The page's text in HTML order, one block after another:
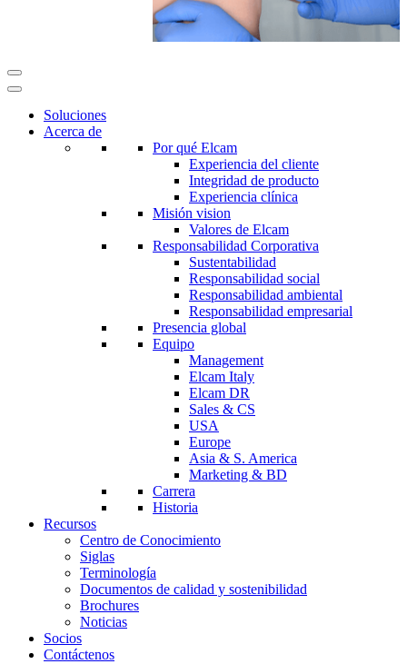
Soluciones
Acerca de
Por qué Elcam
Experiencia del cliente
Integridad de producto
Experiencia clínica
Misión vision
Valores de Elcam
Responsabilidad Corporativa
Sustentabilidad
Responsabilidad social
Responsabilidad ambiental
Responsabilidad empresarial
Presencia global
Equipo
Management
Elcam Italy
Elcam DR
Sales & CS
USA
Europe
Asia & S. America
Marketing & BD
Carrera
Historia
Recursos
Centro de Conocimiento
Siglas
Terminología
Documentos de calidad y sostenibilidad
Brochures
Noticias
Socios
Contáctenos